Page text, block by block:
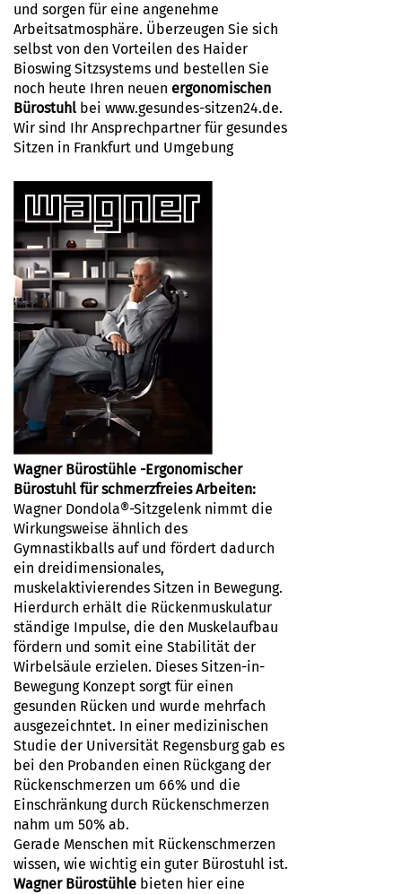
und sorgen für eine angenehme
Arbeitsatmosphäre. Überzeugen Sie sich
selbst von den Vorteilen des Haider
Bioswing Sitzsystems und bestellen Sie
noch heute Ihren neuen ergonomischen
Bürostuhl bei www.gesundes-sitzen24.de.
Wir sind Ihr Ansprechpartner für gesundes
Sitzen in Frankfurt und Umgebung
Wagner Bürostühle -Ergonomischer
Bürostuhl für schmerzfreies Arbeiten:
Wagner Dondola®-Sitzgelenk nimmt die
Wirkungsweise ähnlich des
Gymnastikballs auf und fördert dadurch
ein dreidimensionales,
muskelaktivierendes Sitzen in Bewegung.
Hierdurch erhält die Rückenmuskulatur
ständige Impulse, die den Muskelaufbau
fördern und somit eine Stabilität der
Wirbelsäule erzielen. Dieses Sitzen-in-
Bewegung Konzept sorgt für einen
gesunden Rücken und wurde mehrfach
ausgezeichntet. In einer medizinischen
Studie der Universität Regensburg gab es
bei den Probanden einen Rückgang der
Rückenschmerzen um 66% und die
Einschränkung durch Rückenschmerzen
nahm um 50% ab.
Gerade Menschen mit Rückenschmerzen
wissen, wie wichtig ein guter Bürostuhl ist.
Wagner Bürostühle bieten hier eine